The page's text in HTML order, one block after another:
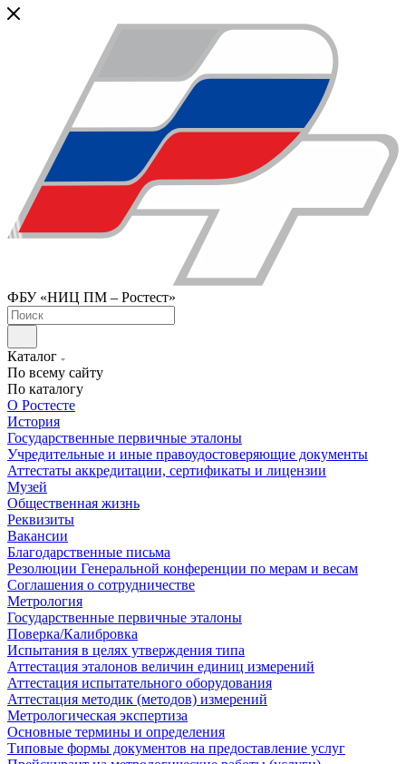
ФБУ «НИЦ ПМ – Ростест»
Каталог
По всему сайту
По каталогу
О Ростесте
История
Государственные первичные эталоны
Учредительные и иные правоудостоверяющие документы
Аттестаты аккредитации, сертификаты и лицензии
Музей
Общественная жизнь
Реквизиты
Вакансии
Благодарственные письма
Резолюции Генеральной конференции по мерам и весам
Соглашения о сотрудничестве
Метрология
Государственные первичные эталоны
Поверка/Калибровка
Испытания в целях утверждения типа
Аттестация эталонов величин единиц измерений
Аттестация испытательного оборудования
Аттестация методик (методов) измерений
Метрологическая экспертиза
Основные термины и определения
Типовые формы документов на предоставление услуг